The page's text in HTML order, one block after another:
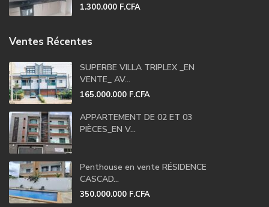
1.300.000 F.CFA
Ventes Récentes
SUPERBE VILLA TRIPLEX _EN
VENTE_ AV...
165.000.000 F.CFA
APPARTEMENT DE 02 ET 03
PIÈCES_EN V...
Penthouse en vente RÉSIDENCE
CASCAD...
350.000.000 F.CFA